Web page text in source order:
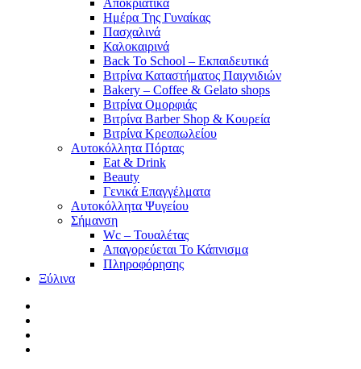
Αποκριάτικα
Ημέρα Της Γυναίκας
Πασχαλινά
Καλοκαιρινά
Back To School – Εκπαιδευτικά
Βιτρίνα Καταστήματος Παιχνιδιών
Bakery – Coffee & Gelato shops
Βιτρίνα Ομορφιάς
Βιτρίνα Barber Shop & Κουρεία
Βιτρίνα Κρεοπωλείου
Αυτοκόλλητα Πόρτας
Eat & Drink
Beauty
Γενικά Επαγγέλματα
Αυτοκόλλητα Ψυγείου
Σήμανση
Wc – Τουαλέτας
Απαγορεύεται Το Κάπνισμα
Πληροφόρησης
Ξύλινα